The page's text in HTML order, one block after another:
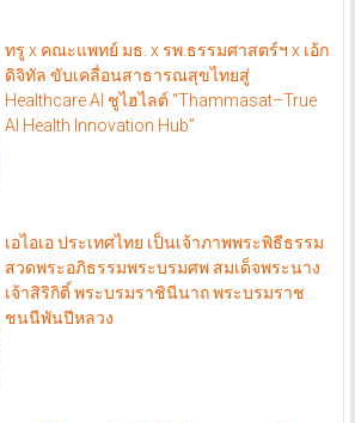
ทรู x คณะแพทย์ มธ. x รพ.ธรรมศาสตร์ฯ x เอ้ก
ดิจิทัล ขับเคลื่อนสาธารณสุขไทยสู่
Healthcare AI ชูไฮไลต์ “Thammasat–True
AI Health Innovation Hub”
เอไอเอ ประเทศไทย เป็นเจ้าภาพพระพิธีธรรม
สวดพระอภิธรรมพระบรมศพ สมเด็จพระนาง
เจ้าสิริกิติ์ พระบรมราชินีนาถ พระบรมราช
ชนนีพันปีหลวง